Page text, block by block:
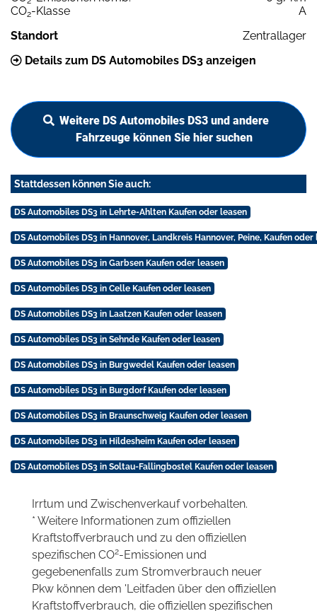
CO2-Klasse
A
Standort
Zentrallager
Details zum DS Automobiles DS3 anzeigen
Weitere DS Automobiles DS3 und andere
Fahrzeuge können Sie hier suchen
Stattdessen können Sie auch:
DS Automobiles DS3 in Lehrte-Ahlten Kaufen oder leasen
DS Automobiles DS3 in Hannover, Landkreis Hannover, Peine, Kaufen oder
DS Automobiles DS3 in Garbsen Kaufen oder leasen
DS Automobiles DS3 in Celle Kaufen oder leasen
DS Automobiles DS3 in Laatzen Kaufen oder leasen
DS Automobiles DS3 in Sehnde Kaufen oder leasen
DS Automobiles DS3 in Burgwedel Kaufen oder leasen
DS Automobiles DS3 in Burgdorf Kaufen oder leasen
DS Automobiles DS3 in Braunschweig Kaufen oder leasen
DS Automobiles DS3 in Hildesheim Kaufen oder leasen
DS Automobiles DS3 in Soltau-Fallingbostel Kaufen oder leasen
Irrtum und Zwischenverkauf vorbehalten.
* Weitere Informationen zum offiziellen
Kraftstoffverbrauch und zu den offiziellen
spezifischen CO2-Emissionen und
gegebenenfalls zum Stromverbrauch neuer
Pkw können dem 'Leitfaden über den offiziellen
Kraftstoffverbrauch, die offiziellen spezifischen